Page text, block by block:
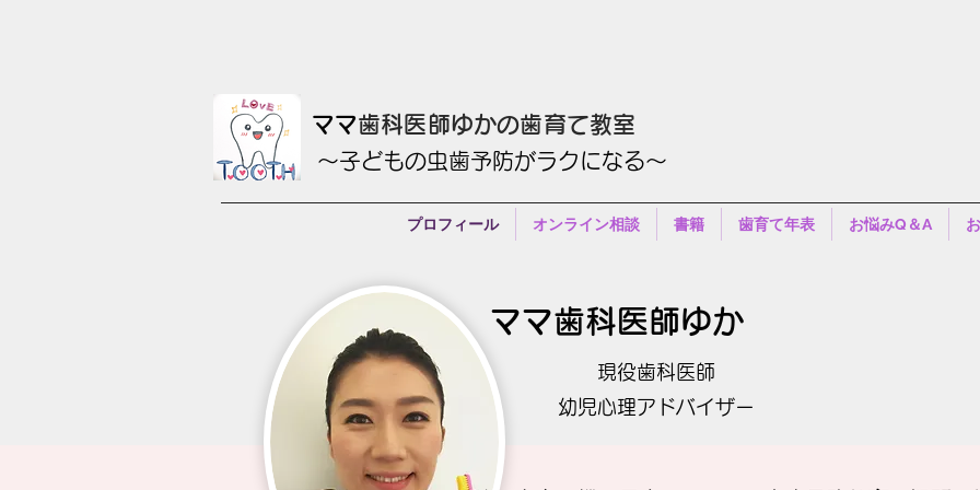
​ママ歯科医師ゆかの歯育て教室
〜子どもの虫歯予防がラクになる〜
プロフィール オンライン相談 書籍 歯育て年表 お悩みQ＆A
​ママ歯科医師ゆか
現役歯科医師
幼児心理アドバイザー